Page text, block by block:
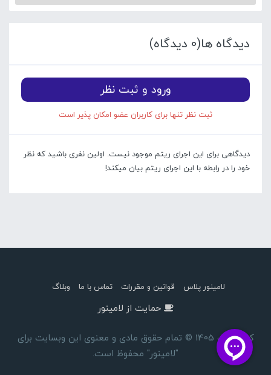
دیدگاه ها(0 دیدگاه)
ورود و ثبت نظر
ثبت نظر تنها برای کاربران عضو امکان پذیر است
دیدگاهی برای این اجرای ریتم موجود نیست. اولین نفری باشید که نظر
خود را در رابطه با این اجرای ریتم بیان میکند!
لامینور پلاس قوانین و مقررات تماس با ما وبلاگ
حمایت از لامینور
کپی رایت 1405 © تمام حقوق مادی و معنوی این وبسایت برای
"لامینور" محفوظ است.